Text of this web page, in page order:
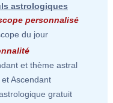
astrologiques
personnalisé
du jour
et thème astral
et Ascendant
gratuit